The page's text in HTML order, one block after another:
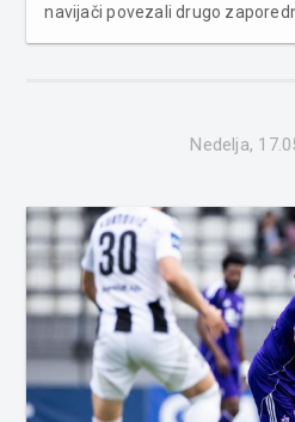
navijači povezali drugo
Nedelja,